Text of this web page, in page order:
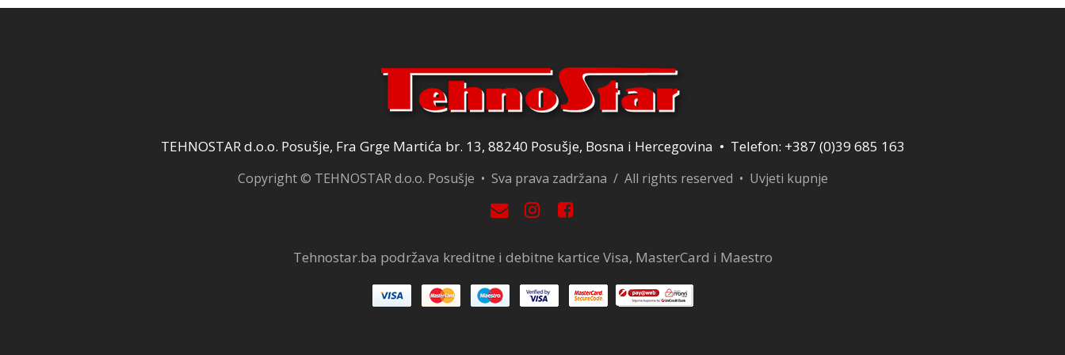
TEHNOSTAR d.o.o. Posušje, Fra Grge Martića br. 13, 88240 Posušje, Bosna i Hercegovina • Telefon: +387 (0)39 685 163
Copyright © TEHNOSTAR d.o.o. Posušje • Sva prava zadržana / All rights reserved • Uvjeti kupnje
Tehnostar.ba podržava kreditne i debitne kartice Visa, MasterCard i Maestro